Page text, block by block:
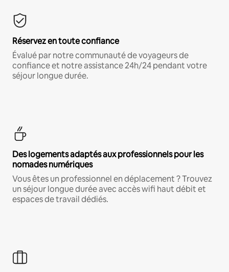
Réservez en toute confiance
Évalué par notre communauté de voyageurs de
confiance et notre assistance 24h/24 pendant votre
séjour longue durée.
Des logements adaptés aux professionnels pour les
nomades numériques
Vous êtes un professionnel en déplacement ? Trouvez
un séjour longue durée avec accès wifi haut débit et
espaces de travail dédiés.